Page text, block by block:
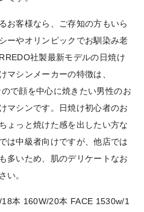
お客様なら、ご存知の方もいら
ーやオリンピックでお馴染み老
社製最新モデルの日焼け
マシンメーカーの特徴は、
で顔を中心に焼きたい男性のお
マシンです。日焼け初心者のお
ょっと焼けた感を出したい方な
は中級者向けですが、他店では
多いため、肌のデリケートなお
い。
本 160W/20本 FACE 1530w/1